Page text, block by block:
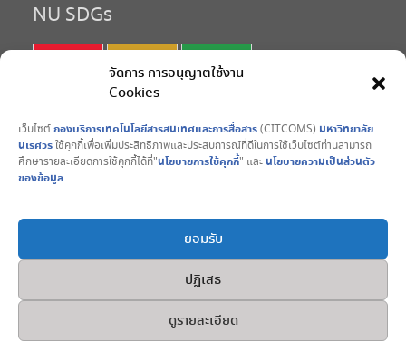
จัดการ การอนุญาตใช้งาน
Cookies
เว็บไซต์กองบริการเทคโนโลยีสารสนเทศและการสื่อสาร(CITCOMS) มหาวิทยาลัย
นเรศวรใช้คุกกี้เพื่อเพิ่มประสิทธิภาพและประสบการณ์ที่ดีในการใช้เว็บไซต์ท่านสามารถ
ศึกษารายละเอียดการใช้คุกกี้ได้ที่"นโยบายการใช้คุกกี้" และนโยบายความเป็นส่วนตัว
ของข้อมูล
ยอมรับ
ปฏิเสธ
ดูรายละเอียด
NU SDGs
SDG 5
SDG 7
SDG 8
SDG 9
SDG10
SDG11
SDG12
Copyright © All rights reserved. 2017 CITCOMS มหาวิทยาลัย